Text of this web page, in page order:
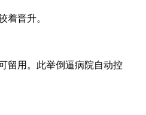
着晋升。
留用。此举倒逼病院自动控